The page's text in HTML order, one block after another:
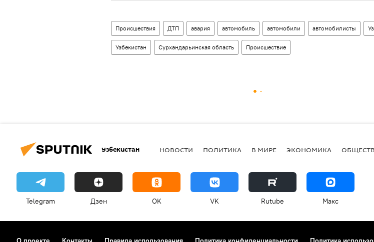
Происшествия ДТП авария автомобиль автомобили автомобилисты
Узбекистан Сурхандарьинская область Происшествие
Узбекистан НОВОСТИ ПОЛИТИКА В МИРЕ ЭКОНОМИКА
Telegram Дзен OK VK Rutube Макс